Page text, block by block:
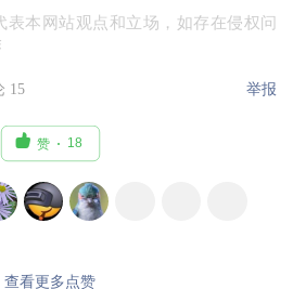
表本网站观点和立场，如存在侵权问
15 举报
 赞 18
查看更多点赞